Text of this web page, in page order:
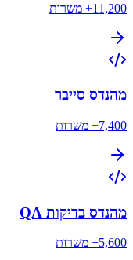
11,200+ משרות
מהנדס סייבר
7,400+ משרות
מהנדס בדיקות QA
5,600+ משרות